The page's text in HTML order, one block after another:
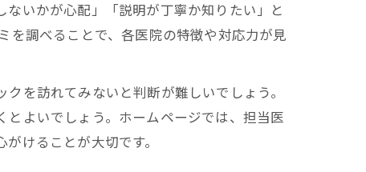
いかが心配」「説明が丁寧か知りたい」と
を調べることで、各医院の特徴や対応力が見
を訪れてみないと判断が難しいでしょう。
よいでしょう。ホームページでは、担当医
けることが大切です。